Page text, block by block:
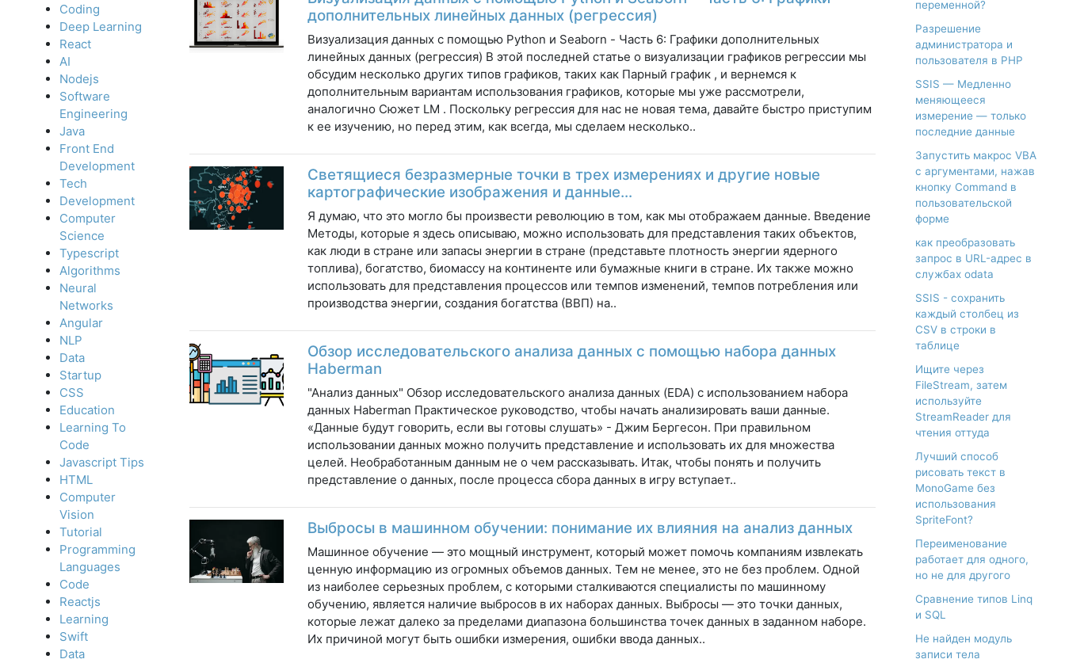
Coding
Deep Learning
React
AI
Nodejs
Software
Engineering
Java
Front End
Development
Tech
Development
Computer
Science
Typescript
Algorithms
Neural
Networks
Angular
NLP
Data
Startup
CSS
Education
Learning To
Code
Javascript Tips
HTML
Computer
Vision
Tutorial
Programming
Languages
Code
Reactjs
Learning
Swift
Data
дополнительных линейных данных (регрессия)
Визуализация данных с помощью Python и Seaborn - Часть 6: Графики дополнительных
линейных данных (регрессия) В этой последней статье о визуализации графиков регрессии мы
обсудим несколько других типов графиков, таких как Парный график , и вернемся к
дополнительным вариантам использования графиков, которые мы уже рассмотрели,
аналогично Сюжет LM . Поскольку регрессия для нас не новая тема, давайте быстро приступим
к ее изучению, но перед этим, как всегда, мы сделаем несколько..
Светящиеся безразмерные точки в трех измерениях и другие новые
картографические изображения и данные…
Я думаю, что это могло бы произвести революцию в том, как мы отображаем данные. Введение
Методы, которые я здесь описываю, можно использовать для представления таких объектов,
как люди в стране или запасы энергии в стране (представьте плотность энергии ядерного
топлива), богатство, биомассу на континенте или бумажные книги в стране. Их также можно
использовать для представления процессов или темпов изменений, темпов потребления или
производства энергии, создания богатства (ВВП) на..
Обзор исследовательского анализа данных с помощью набора данных
Haberman
"Анализ данных" Обзор исследовательского анализа данных (EDA) с использованием набора
данных Haberman Практическое руководство, чтобы начать анализировать ваши данные.
«Данные будут говорить, если вы готовы слушать» - Джим Бергесон. При правильном
использовании данных можно получить представление и использовать их для множества
целей. Необработанным данным не о чем рассказывать. Итак, чтобы понять и получить
представление о данных, после процесса сбора данных в игру вступает..
Выбросы в машинном обучении: понимание их влияния на анализ данных
Машинное обучение — это мощный инструмент, который может помочь компаниям извлекать
ценную информацию из огромных объемов данных. Тем не менее, это не без проблем. Одной
из наиболее серьезных проблем, с которыми сталкиваются специалисты по машинному
обучению, является наличие выбросов в их наборах данных. Выбросы — это точки данных,
которые лежат далеко за пределами диапазона большинства точек данных в заданном наборе.
Их причиной могут быть ошибки измерения, ошибки ввода данных..
переменной?
Разрешение
администратора и
пользователя в PHP
SSIS — Медленно
меняющееся
измерение — только
последние данные
Запустить макрос VBA
с аргументами, нажав
кнопку Command в
пользовательской
форме
как преобразовать
запрос в URL-адрес в
службах odata
SSIS - сохранить
каждый столбец из
CSV в строки в
таблице
Ищите через
FileStream, затем
используйте
StreamReader для
чтения оттуда
Лучший способ
рисовать текст в
MonoGame без
использования
SpriteFont?
Переименование
работает для одного,
но не для другого
Сравнение типов Linq
и SQL
Не найден модуль
записи тела